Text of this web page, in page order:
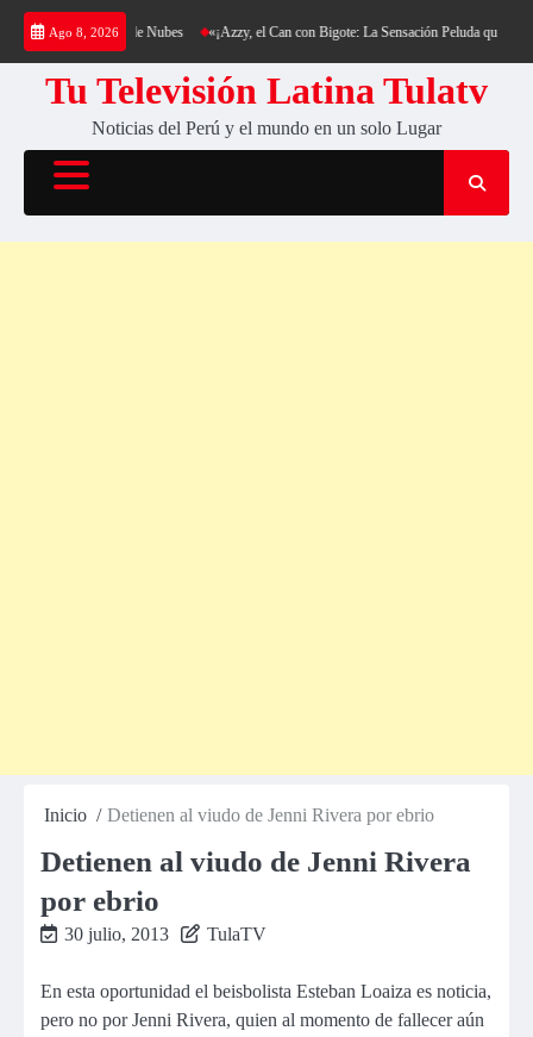
Saltar
contenido
Ago 8, 2026
y su Colchón de Nubes «¡Azzy, el Can con Bigote: La Sensación Peluda que Está
Tu Televisión Latina Tulatv
Noticias del Perú y el mundo en un solo Lugar
Inicio Detienen al viudo de Jenni Rivera por ebrio
Detienen al viudo de Jenni Rivera
por ebrio
30 julio, 2013 TulaTV
En esta oportunidad el beisbolista Esteban Loaiza es noticia,
pero no por Jenni Rivera, quien al momento de fallecer aún